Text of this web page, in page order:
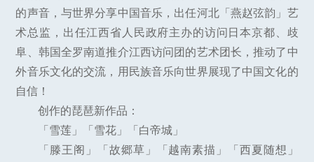
的声音，与世界分享中国音乐，出任河北「燕赵弦韵」艺
术总监，出任江西省人民政府主办的访问日本京都、歧
阜、韩国全罗南道推介江西访问团的艺术团长，推动了中
外音乐文化的交流，用民族音乐向世界展现了中国文化的
自信！
创作的琵琶新作品：
「雪莲」「雪花」「白帝城」
「滕王阁」「故郷草」「越南素描」「西夏随想」